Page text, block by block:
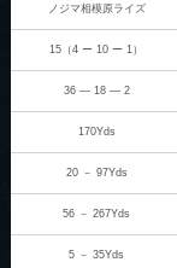
ノジマ相模原ライズ
15（4 ー 10 ー 1）
36 ― 18 ― 2
170Yds
20 － 97Yds
56 － 267Yds
5 － 35Yds